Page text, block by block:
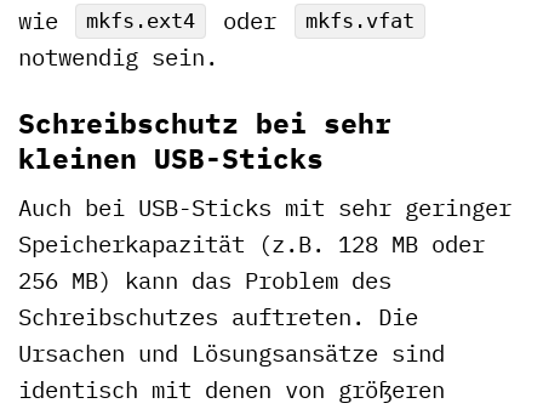
wie
mkfs.ext4 oder mkfs.vfat
notwendig sein.
Schreibschutz bei sehr
kleinen USB-Sticks
Auch bei USB-Sticks mit sehr geringer
Speicherkapazität (z.B. 128 MB oder
256 MB) kann das Problem des
Schreibschutzes auftreten. Die
Ursachen und Lösungsansätze sind
identisch mit denen von größeren